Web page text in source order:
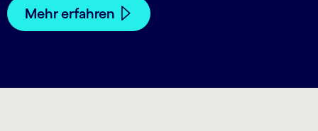
Mehr erfahren